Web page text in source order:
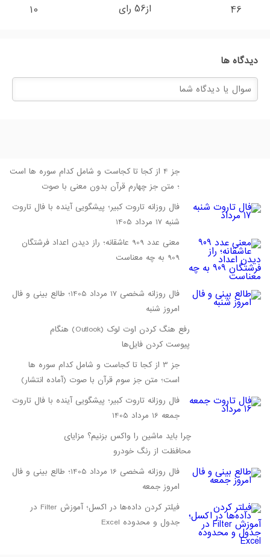
از56 رای 46
10
دیدگاه ها
جز 4 از کجا تا کجاست و شامل کدام سوره ها است
؛ متن جز چهارم قرآن بدون معنی با صوت
فال روزانه تاروت کبیر؛ پیشگویی آینده با فال تاروت
شنبه 17 مرداد 1405
معنی عدد 909 عاشقانه؛ راز دیدن اعداد فرشتگان
909 به چه معناست
فال روزانه شخصی 17 مرداد 1405؛ طالع بینی و فال
امروز شنبه
رفع هنگ کردن اوت لوک (Outlook) هنگام
پیوست کردن فایل‌ها
جز 3 از کجا تا کجاست و شامل کدام سوره ها
است؛ متن جز سوم قرآن با صوت (آماده انتشار)
فال روزانه تاروت کبیر؛ پیشگویی آینده با فال تاروت
جمعه 16 مرداد 1405
چرا باید ماشین را واکس بزنیم؟ مزایای
محافظت از رنگ خودرو
فال روزانه شخصی 16 مرداد 1405؛ طالع بینی و فال
امروز جمعه
فیلتر کردن داده‌ها در اکسل؛ آموزش Filter در
جدول و محدوده Excel